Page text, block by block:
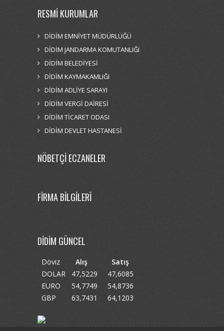
RESMİ KURUMLAR
DİDİM EMNİYET MÜDÜRLÜĞÜ
DİDİM JANDARMA KOMUTANLIĞI
DİDİM BELEDİYESİ
DİDİM KAYMAKAMLIĞI
DİDİM ADLİYE SARAYI
DİDİM VERGİ DAİRESİ
DİDİM TİCARET ODASI
DİDİM DEVLET HASTANESİ
NÖBETÇİ ECZANELER
FİRMA BİLGİLERİ
DİDİM GÜNCEL
Döviz Alış
Satış
DOLAR
47,5229
47,6085
EURO
54,7749
54,8736
GBP
63,7431 64,1203